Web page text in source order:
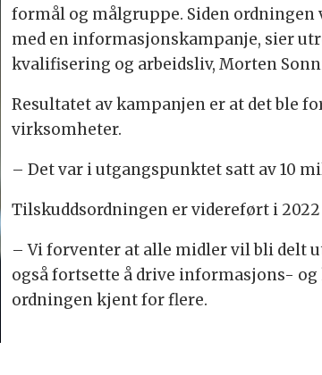
formål og målgruppe. Siden
med en informasjonskampanje, sier
kvalifisering og arbeidsliv, Morten
Resultatet av kampanjen er at det ble
virksomheter.
– Det var i utgangspunktet satt av 10
Tilskuddsordningen er videreført i
– Vi forventer at alle midler vil bli delt
også fortsette å drive informasjons-
ordningen kjent for flere.